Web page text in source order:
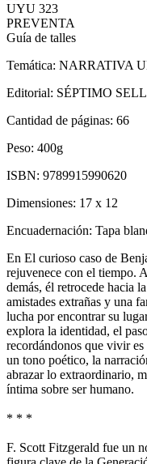
UYU 323
PREVENTA
Guía de talles
Temática: NARRATIVA
Editorial: SÉPTIMO
Cantidad de páginas: 66
Peso: 400g
ISBN: 9789915990620
Dimensiones: 17 x 12
Encuadernación: Tapa
En El curioso caso de
rejuvenece con el tiempo.
demás, él retrocede hacia
amistades extrañas y una
lucha por encontrar su
explora la identidad, el
recordándonos que vivir
un tono poético, la
abrazar lo extraordinario,
íntima sobre ser humano.
* * *
F. Scott Fitzgerald fue un